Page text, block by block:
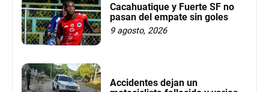
Cacahuatique y Fuerte SF no
pasan del empate sin goles
9 agosto, 2026
Accidentes dejan un